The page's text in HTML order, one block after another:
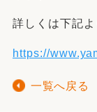
詳しくは下記よ
https://
一覧へ戻る